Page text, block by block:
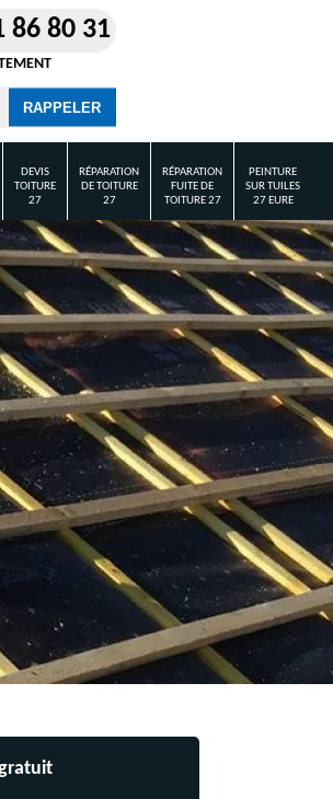
86 80 31
DEVIS
TOITURE
27
RÉPARATION
DE TOITURE
27
RÉPARATION
FUITE DE
TOITURE 27
PEINTURE
SUR TUILES
27 EURE